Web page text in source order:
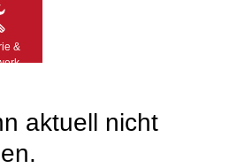
&
aktuell nicht